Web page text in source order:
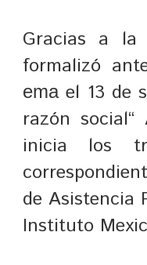
Gracias a la
formalizó
emael 13 de
razón
inicia los
de Asistencia
Instituto